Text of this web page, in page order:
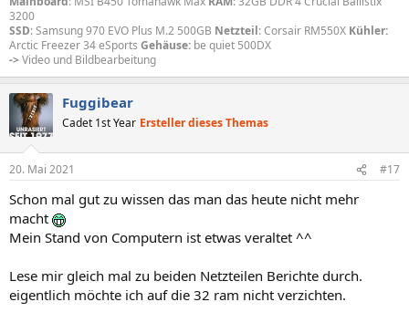
3200
SSD: Samsung 970 EVO Plus M.2 500GB Netzteil: Corsair RM550X Kühler:
Arctic Freezer 34 eSports Gehäuse: be quiet 500DX
->Video und Bildbearbeitung
Fuggibear
Cadet 1st Year Ersteller dieses Themas
20. Mai 2021 #17
Schon mal gut zu wissen das man das heute nicht mehr
macht
Mein Stand von Computern ist etwas veraltet ^^
Lese mir gleich mal zu beiden Netzteilen Berichte durch.
eigentlich möchte ich auf die 32 ram nicht verzichten.